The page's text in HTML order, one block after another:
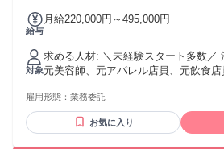
マーケティングの経験
給与
月給220,000円～495,000円
対象
求める人材: ＼未経験スタート多数／ 活躍中のメンバーも、
元美容師、元アパレル店員、元飲食
で、一切問いません。「成長したい」
い」といった意欲を重視しています。 ★コミュニケーション
を大切にしており、「こうしたらも
雇用形態： 業務委託
お気に入り